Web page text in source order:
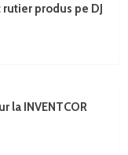
produs pe DJ
la INVENTCOR